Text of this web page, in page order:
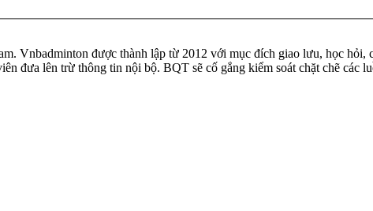
Vnbadminton được thành lập từ 2012 với mục đích giao lưu, học hỏi,
đưa lên trừ thông tin nội bộ. BQT sẽ cố gắng kiểm soát chặt chẽ các